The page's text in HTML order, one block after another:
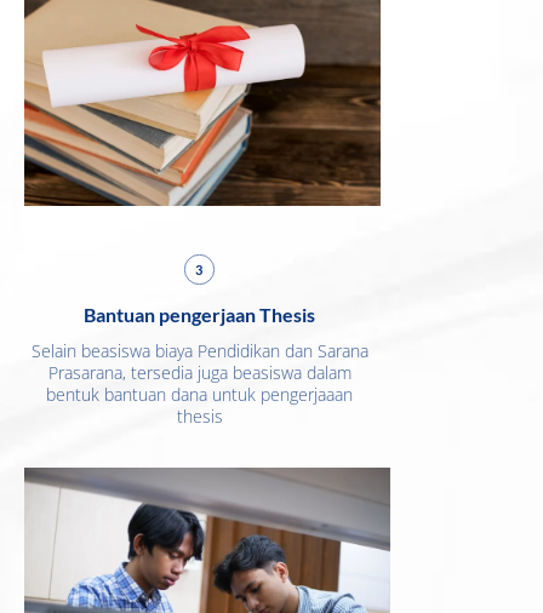
3
Bantuan pengerjaan Thesis
Selain beasiswa biaya Pendidikan dan Sarana
Prasarana, tersedia juga beasiswa dalam
bentuk bantuan dana untuk pengerjaaan
thesis